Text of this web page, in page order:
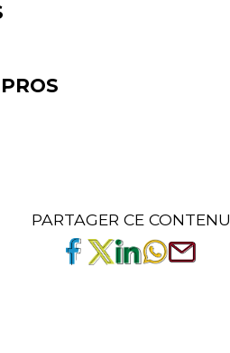
PARTAGER CE CONTENU